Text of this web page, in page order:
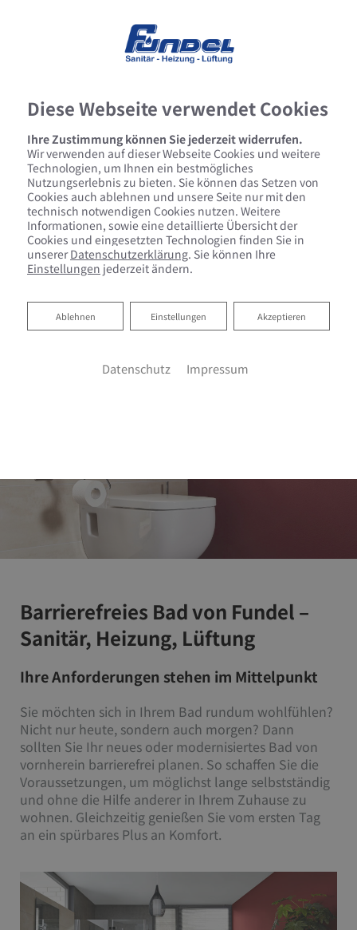
Barrierefreies Bad von Fundel –
Sanitär, Heizung, Lüftung
Ihre Anforderungen stehen im Mittelpunkt
Sie möchten sich in Ihrem Bad rundum wohlfühlen?
Nicht nur heute, sondern auch morgen? Dann
sollten Sie Ihr neues oder modernisiertes Bad von
vornherein barrierefrei planen. So schaffen Sie die
Voraussetzungen, um möglichst lange selbstständig
und ohne die Hilfe anderer in Ihrem Zuhause zu
wohnen. Gleichzeitig genießen Sie vom ersten Tag
an ein spürbares Plus an Komfort.
Diese Webseite verwendet Cookies
Ihre Zustimmung können Sie jederzeit widerrufen.
Wir verwenden auf dieser Webseite Cookies und weitere
Technologien, um Ihnen ein bestmögliches
Nutzungserlebnis zu bieten. Sie können das Setzen von
Cookies auch ablehnen und unsere Seite nur mit den
technisch notwendigen Cookies nutzen. Weitere
Informationen, sowie eine detaillierte Übersicht der
Cookies und eingesetzten Technologien finden Sie in
unsererDatenschutzerklärung. Sie können Ihre
Einstellungen jederzeit ändern.
Akzeptieren
Einstellungen
Ablehnen
Ablehnen
Datenschutz Impressum